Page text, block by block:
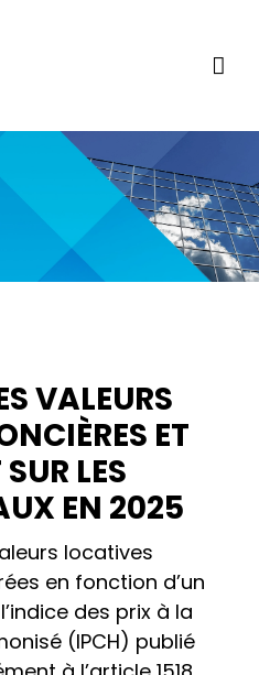
VALEURS
ET
LES
EN 2025
locatives
en fonction d’un
des prix à la
(IPCH) publié